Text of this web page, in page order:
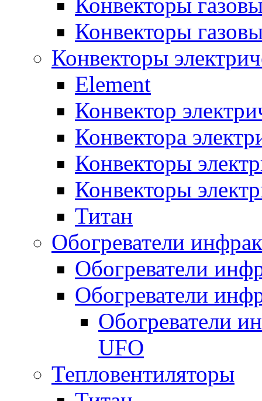
Конвекторы
Конвекторы
Element
Конвектор
Конвектора
Конвекторы
Конвекторы
Титан
Обогреватели
Обогреватели
Обогреватели
Обогреватели
UFO
Тепловентиляторы